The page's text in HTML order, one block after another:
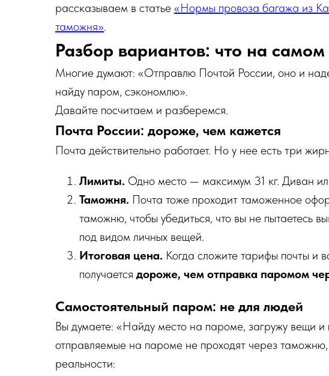
рассказываем в статье «Нормы провоза багажа из
таможня».
Разбор вариантов: что на
Многие думают: «Отправлю Почтой России, оно и
найду паром, сэкономлю».
Давайте посчитаем и разберемся.
Почта России: дороже, чем кажется
Почта действительно работает. Но у нее есть три
Лимиты. Одно место — максимум 31 кг. Диван
Таможня. Почта тоже проходит таможенное
таможню, чтобы убедиться, что вы не пытаетесь
под видом личных вещей.
Итоговая цена. Когда сложите тарифы почты и
получается дороже, чем отправка паромом
Самостоятельный паром: не для людей
Вы думаете: «Найду место на пароме, загружу вещи и
отправляемые на пароме не проходят через таможню,
реальности: